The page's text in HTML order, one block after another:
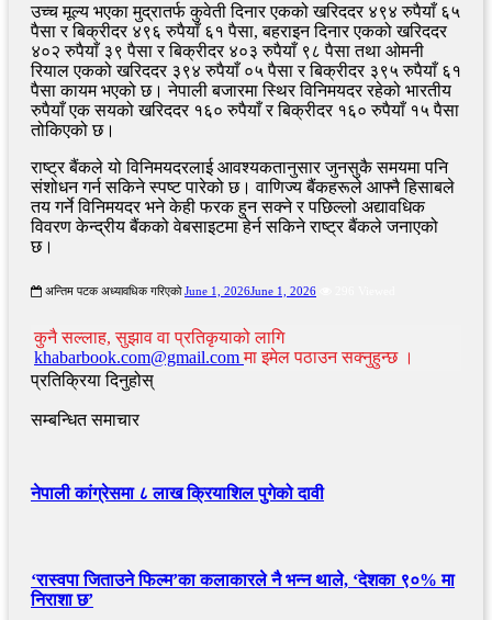
उच्च मूल्य भएका मुद्रातर्फ कुवेती दिनार एकको खरिददर ४९४ रुपैयाँ ६५
पैसा र बिक्रीदर ४९६ रुपैयाँ ६१ पैसा, बहराइन दिनार एकको खरिददर
४०२ रुपैयाँ ३९ पैसा र बिक्रीदर ४०३ रुपैयाँ ९८ पैसा तथा ओमनी
रियाल एकको खरिददर ३९४ रुपैयाँ ०५ पैसा र बिक्रीदर ३९५ रुपैयाँ ६१
पैसा कायम भएको छ। नेपाली बजारमा स्थिर विनिमयदर रहेको भारतीय
रुपैयाँ एक सयको खरिददर १६० रुपैयाँ र बिक्रीदर १६० रुपैयाँ १५ पैसा
तोकिएको छ।
राष्ट्र बैंकले यो विनिमयदरलाई आवश्यकतानुसार जुनसुकै समयमा पनि
संशोधन गर्न सकिने स्पष्ट पारेको छ। वाणिज्य बैंकहरूले आफ्नै हिसाबले
तय गर्ने विनिमयदर भने केही फरक हुन सक्ने र पछिल्लो अद्यावधिक
विवरण केन्द्रीय बैंकको वेबसाइटमा हेर्न सकिने राष्ट्र बैंकले जनाएको
छ।
अन्तिम पटक अध्यावधिक गरिएको June 1, 2026June 1, 2026
कुनै सल्लाह, सुझाव वा प्रतिकृयाको लागि
khabarbook.com@gmail.comमा इमेल पठाउन सक्नुहुन्छ ।
प्रतिक्रिया दिनुहोस्
सम्बन्धित समाचार
नेपाली कांग्रेसमा ८ लाख क्रियाशिल पुगेको दावी
‘रास्वपा जिताउने फिल्म’का कलाकारले नै भन्न थाले, ‘देशका ९०% मा
निराशा छ’